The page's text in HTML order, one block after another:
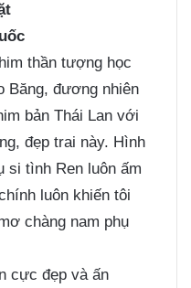
thần tượng học
Băng, đương nhiên
bản Thái Lan với
đẹp trai này. Hình
si tình Ren luôn ấm
luôn khiến tôi
chàng nam phụ
cực đẹp và ấn